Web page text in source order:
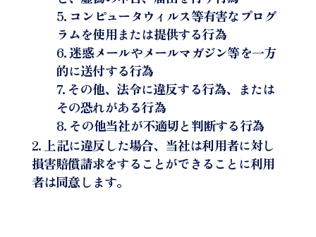
コンピュータウィルス等有害なプログ
ラムを使用または提供する行為
迷惑メールやメールマガジン等を一方
的に送付する行為
その他、法令に違反する行為、または
その恐れがある行為
その他当社が不適切と判断する行為
上記に違反した場合、当社は利用者に対し
損害賠償請求をすることができることに利用
者は同意します。